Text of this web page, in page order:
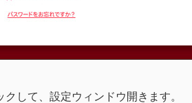
して、設定ウィンドウ開きます。